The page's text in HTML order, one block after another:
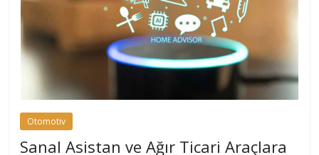
Otomotiv
Sanal Asistan ve Ağır Ticari Araçlara